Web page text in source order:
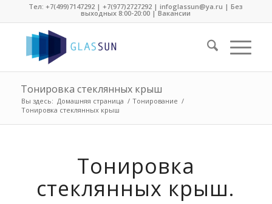
Тел:+7(499)7147292 |+7(977)2727292 | infoglassun@ya.ru | Без
выходных 8:00-20:00 |Вакансии
Тонировка стеклянных крыш
Вы здесь: Домашняя страница / Тонирование /
Тонировка стеклянных крыш
Тонировка
стеклянных крыш.